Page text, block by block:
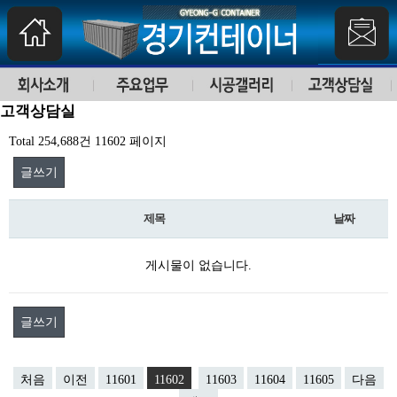
고객상담실
Total 254,688건 11602 페이지
글쓰기
제목 날짜
게시물이 없습니다.
글쓰기
처음 이전 11601 11602 11603 11604 11605
다음